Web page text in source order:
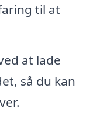
til at
at lade
så du kan